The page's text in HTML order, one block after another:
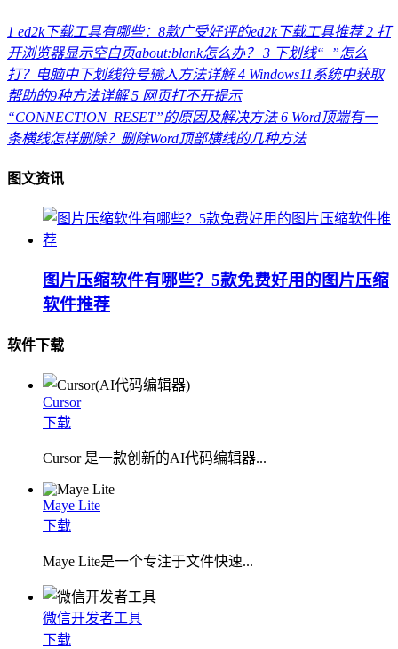
1 ed2k下载工具有哪些：8款广受好评的ed2k下载工具推荐 2 打
开浏览器显示空白页about:blank怎么办？ 3 下划线“_”怎么
打？电脑中下划线符号输入方法详解 4 Windows11系统中获取
帮助的9种方法详解 5 网页打不开提示
“CONNECTION_RESET”的原因及解决方法 6 Word顶端有一
条横线怎样删除？删除Word顶部横线的几种方法
图文资讯
图片压缩软件有哪些？5款免费好用的图片压缩
软件推荐
软件下载
Cursor
下载
Cursor 是一款创新的AI代码编辑器...
Maye Lite
下载
​Maye Lite是一个专注于文件快速...
微信开发者工具
下载